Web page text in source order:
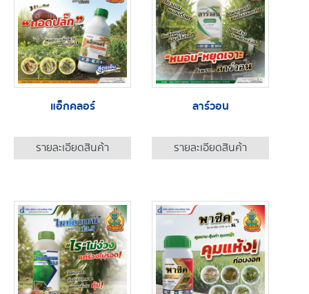
แอ็กคลอร์
รายละเอียดสินค้า
ลาร์วอน
รายละเอียดสินค้า